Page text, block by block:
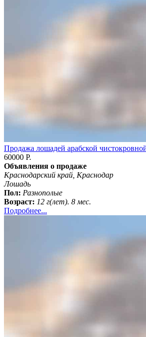
Продажа лошадей арабской
60000 Р.
Объявления о продаже
Краснодарский край, Краснодар
Лошадь
Пол: Разнополые
Возраст: 12 г(лет). 8 мес.
Подробнее...